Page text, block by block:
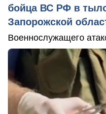
бойца ВС РФ в
Запорожской
Военнослужащего